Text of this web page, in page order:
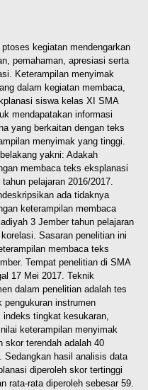
kegiatan mendengarkan
pemahaman, apresiasi serta
Keterampilan menyimak
dalam kegiatan membaca,
siswa kelas XI SMA
mendapatakan informasi
yang berkaitan dengan teks
menyimak yang tinggi.
yakni: Adakah
membaca teks eksplanasi
pelajaran 2016/2017.
ada tidaknya
keterampilan membaca
3 Jember tahun pelajaran
Sasaran penelitian ini
membaca teks
Tempat penelitian di SMA
17 Mei 2017. Teknik
dalam penelitian adalah tes
instrumen
tingkat kesukaran,
keterampilan menyimak
skor terendah adalah 40
Sedangkan hasil analisis data
diperoleh skor tertinggi
rata-rata diperoleh sebesar 59.